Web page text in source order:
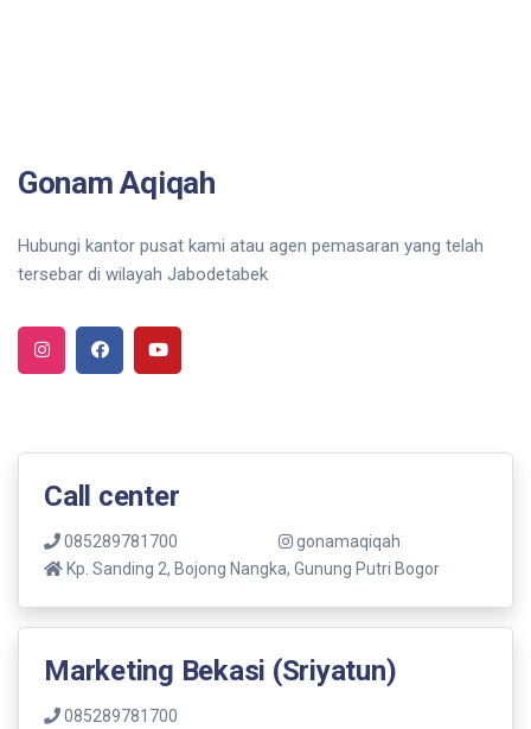
Gonam Aqiqah
Hubungi kantor pusat kami atau agen pemasaran yang telah
tersebar di wilayah Jabodetabek
Call center
085289781700
gonamaqiqah
Kp. Sanding 2, Bojong Nangka, Gunung Putri Bogor
Marketing Bekasi (Sriyatun)
085289781700